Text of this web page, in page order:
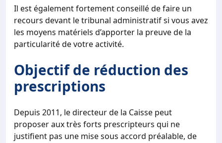
Il est également fortement conseillé de faire un
recours devant le tribunal administratif si vous avez
les moyens matériels d’apporter la preuve de la
particularité de votre activité.
Objectif de réduction des
prescriptions
Depuis 2011, le directeur de la Caisse peut
proposer aux très forts prescripteurs qui ne
justifient pas une mise sous accord préalable, de